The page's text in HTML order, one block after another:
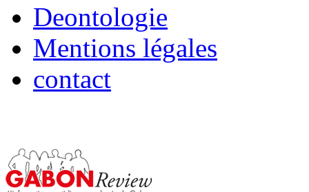
Deontologie
Mentions légales
contact